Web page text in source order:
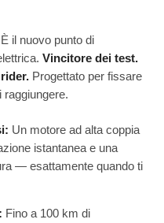
il nuovo punto di
Vincitore dei test.
Progettato per fissare
raggiungere.
Un motore ad alta coppia
istantanea e una
— esattamente quando ti
Fino a 100 km di